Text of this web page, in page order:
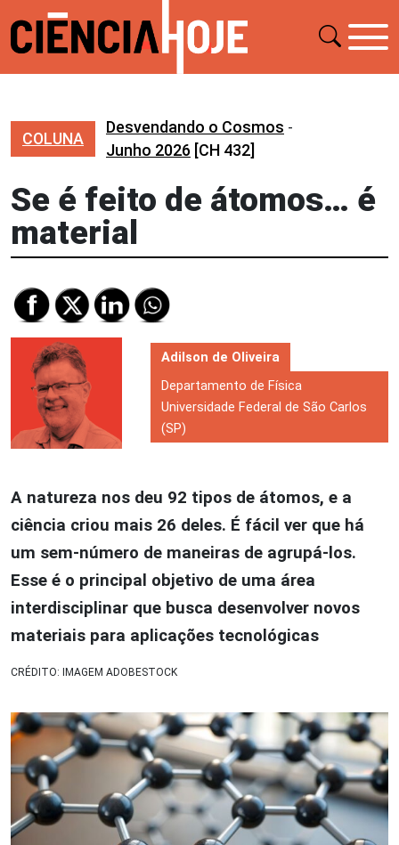
COLUNA
Desvendando o Cosmos -
Junho 2026 [CH 432]
Se é feito de átomos… é
material
Adilson de Oliveira
Departamento de Física
Universidade Federal de São Carlos
(SP)
A natureza nos deu 92 tipos de átomos, e a
ciência criou mais 26 deles. É fácil ver que há
um sem-número de maneiras de agrupá-los.
Esse é o principal objetivo de uma área
interdisciplinar que busca desenvolver novos
materiais para aplicações tecnológicas
CRÉDITO: IMAGEM ADOBESTOCK